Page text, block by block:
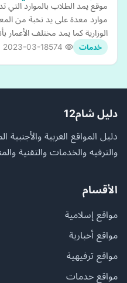
موقع يمد الطلاب بالموارد
موارد معدة على يد نخبة من
الوزارية كما يمد مختلف
خدمات 2023-03-18
دليل شام12
دليل المواقع العربية والأجنبية
والترفيه والخدمات والتقنية
الأقسام
مواقع إسلامية
مواقع أخبارية
مواقع ترفيهية
مواقع خدمات